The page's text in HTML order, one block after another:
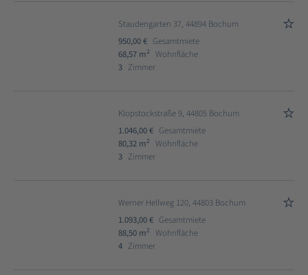
Staudengarten 37, 44894 Bochum
950,00 € Gesamtmiete
68,57 m2
Wohnfläche
3 Zimmer
Klopstockstraße 9, 44805 Bochum
1.046,00 € Gesamtmiete
80,32 m2
Wohnfläche
3 Zimmer
Werner Hellweg 120, 44803 Bochum
1.093,00 € Gesamtmiete
88,50 m2
Wohnfläche
4 Zimmer